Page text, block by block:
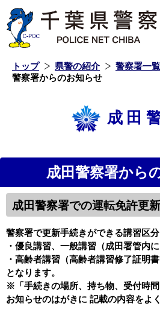
トップ 県警の紹介 警察署一覧
警察署からのお知らせ
成田
成田警察署から
成田警察署での運転免許更
警察署で更新手続きができる講習区分
・優良講習、一般講習（成田署管内に
・高齢者講習（高齢者講習修了証明書
となります。
※「手続きの場所、持ち物、受付時間
お知らせのはがきに 記載の内容をよ